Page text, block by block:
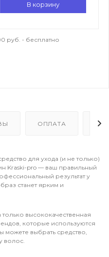
В корзину
руб. - бесплатно
ОПЛАТА
для ухода (и не только)
Kraski-pro — ваш правильный
результат у
станет ярким и
высококачественная
которые используются
можете выбрать средство,
волос.